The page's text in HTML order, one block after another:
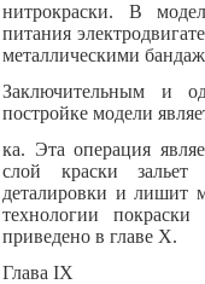
нитрокраски. В
питания
металлическими
Заключительным и
постройке модели
ка. Эта операция
слой краски зальет
деталировки и лишит
технологии
приведено в главе X.
Глава IX